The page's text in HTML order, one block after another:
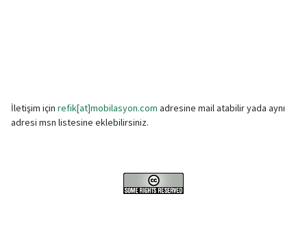
İletişim için refik[at]mobilasyon.com adresine mail atabilir yada aynı
adresi msn listesine eklebilirsiniz.